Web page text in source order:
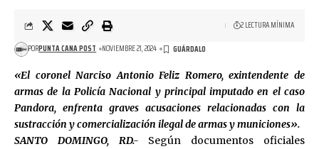
PORPUNTA CANA POST NOVIEMBRE 21, 2024
2 LECTURA MÍNIMA
«El coronel Narciso Antonio Feliz Romero, exintendente de
armas de la Policía Nacional y principal imputado en el caso
Pandora, enfrenta graves acusaciones relacionadas con la
sustracción y comercialización ilegal de armas y municiones».
SANTO DOMINGO, RD.-
Según documentos oficiales